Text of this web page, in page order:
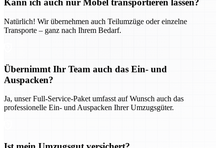
Kann ich auch nur Möbel transportieren lassen?
Natürlich! Wir übernehmen auch Teilumzüge oder einzelne
Transporte – ganz nach Ihrem Bedarf.
Übernimmt Ihr Team auch das Ein- und
Auspacken?
Ja, unser Full-Service-Paket umfasst auf Wunsch auch das
professionelle Ein- und Auspacken Ihrer Umzugsgüter.